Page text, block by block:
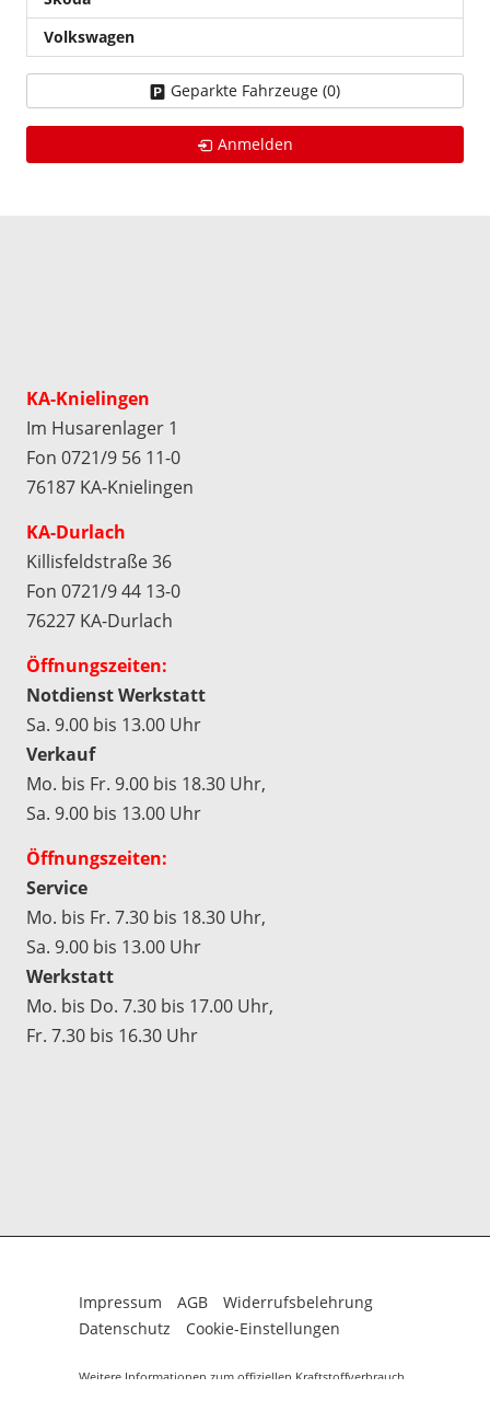
Volkswagen
Geparkte Fahrzeuge (0)
Anmelden
KA-Knielingen
Im Husarenlager 1
Fon 0721/9 56 11-0
76187 KA-Knielingen
KA-Durlach
Killisfeldstraße 36
Fon 0721/9 44 13-0
76227 KA-Durlach
Öffnungszeiten:
Notdienst Werkstatt
Sa. 9.00 bis 13.00 Uhr
Verkauf
Mo. bis Fr. 9.00 bis 18.30 Uhr,
Sa. 9.00 bis 13.00 Uhr
Öffnungszeiten:
Service
Mo. bis Fr. 7.30 bis 18.30 Uhr,
Sa. 9.00 bis 13.00 Uhr
Werkstatt
Mo. bis Do. 7.30 bis 17.00 Uhr,
Fr. 7.30 bis 16.30 Uhr
Impressum AGB
Widerrufsbelehrung
Datenschutz
Cookie-Einstellungen
Weitere Informationen zum offiziellen Kraftstoffverbrauch